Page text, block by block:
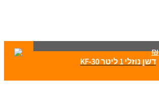
₪
דשן נוזלי 1 ליטר KF-30